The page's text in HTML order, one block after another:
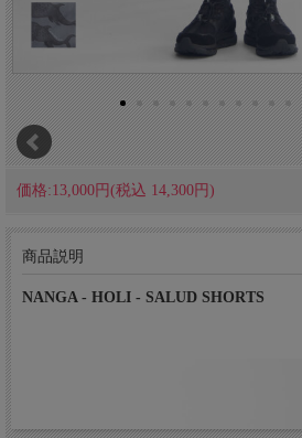
価格:13,000円(税込 14,300円)
商品説明
NANGA - HOLI - SALUD SHORTS